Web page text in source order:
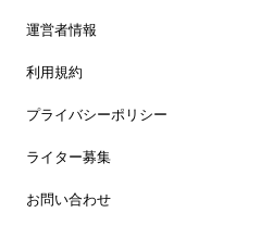
運営者情報
利用規約
プライバシーポリシー
ライター募集
お問い合わせ